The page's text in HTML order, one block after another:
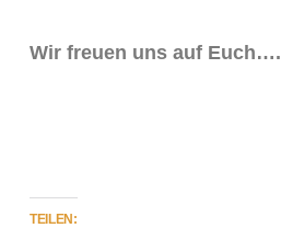
Wir freuen uns auf Euch….
TEILEN: